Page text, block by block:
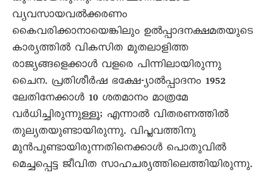
വ്യവസായവൽക്കരണം
കെെവരിക്കാനായെങ്കിലും ഉൽപ്പാദനക്ഷമതയുടെ
കാര്യത്തിൽ വികസിത മുതലാളിത്ത
രാജ്യങ്ങളെക്കാൾ വളരെ പിന്നിലായിരുന്നു
ചെെന. പ്രതിശീർഷ ഭക്ഷേ-്യാൽപ്പാദനം 1952
ലേതിനേക്കാൾ 10 ശതമാനം മാത്രമേ
വർധിച്ചിരുന്നുള്ളൂ; എന്നാൽ വിതരണത്തിൽ
തുല്യതയുണ്ടായിരുന്നു. വിപ്ലവത്തിനു
മുൻപുണ്ടായിരുന്നതിനെക്കാൾ പൊതുവിൽ
മെച്ചപ്പെട്ട ജീവിത സാഹചര്യത്തിലെത്തിയിരുന്നു.